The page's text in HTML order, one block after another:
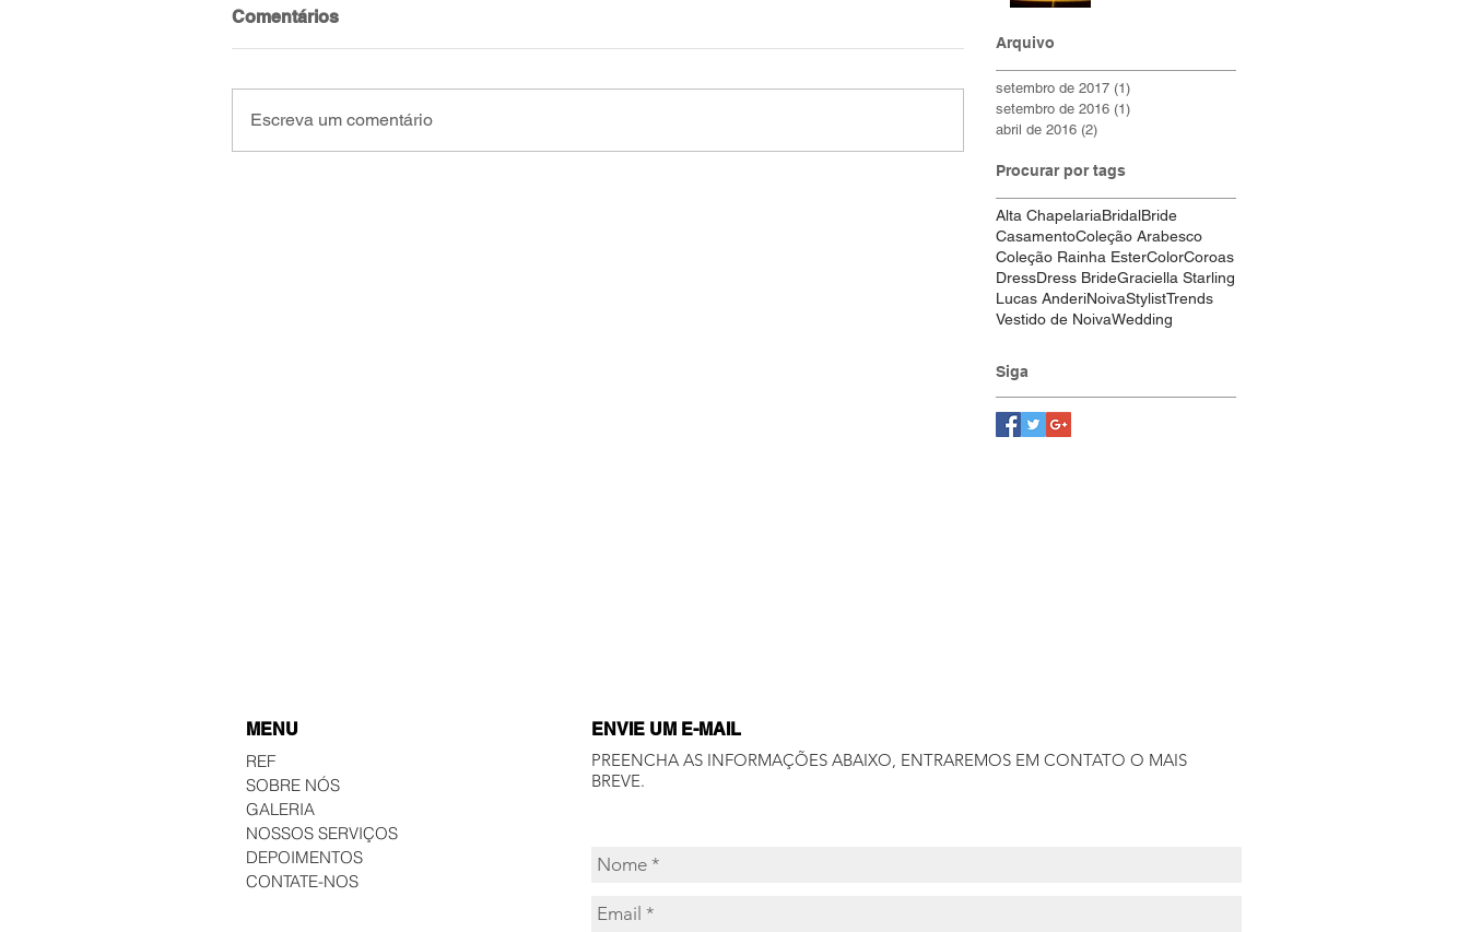
Comentários
Escreva um comentário
Arquivo
setembro de 2017 (1)
setembro de 2016 (1)
abril de 2016 (2)
Procurar por tags
Alta ChapelariaBridalBride
CasamentoColeção Arabesco
Coleção Rainha EsterColorCoroas
DressDress BrideGraciella Starling
Lucas AnderiNoivaStylistTrends
Vestido de NoivaWedding
Siga
MENU
REF
SOBRE NÓS
GALERIA
NOSSOS SERVIÇOS
DEPOIMENTOS
CONTATE-NOS
ENVIE UM E-MAIL
PREENCHA AS INFORMAÇÕES ABAIXO, ENTRAREMOS EM CONTATO O MAIS
BREVE.